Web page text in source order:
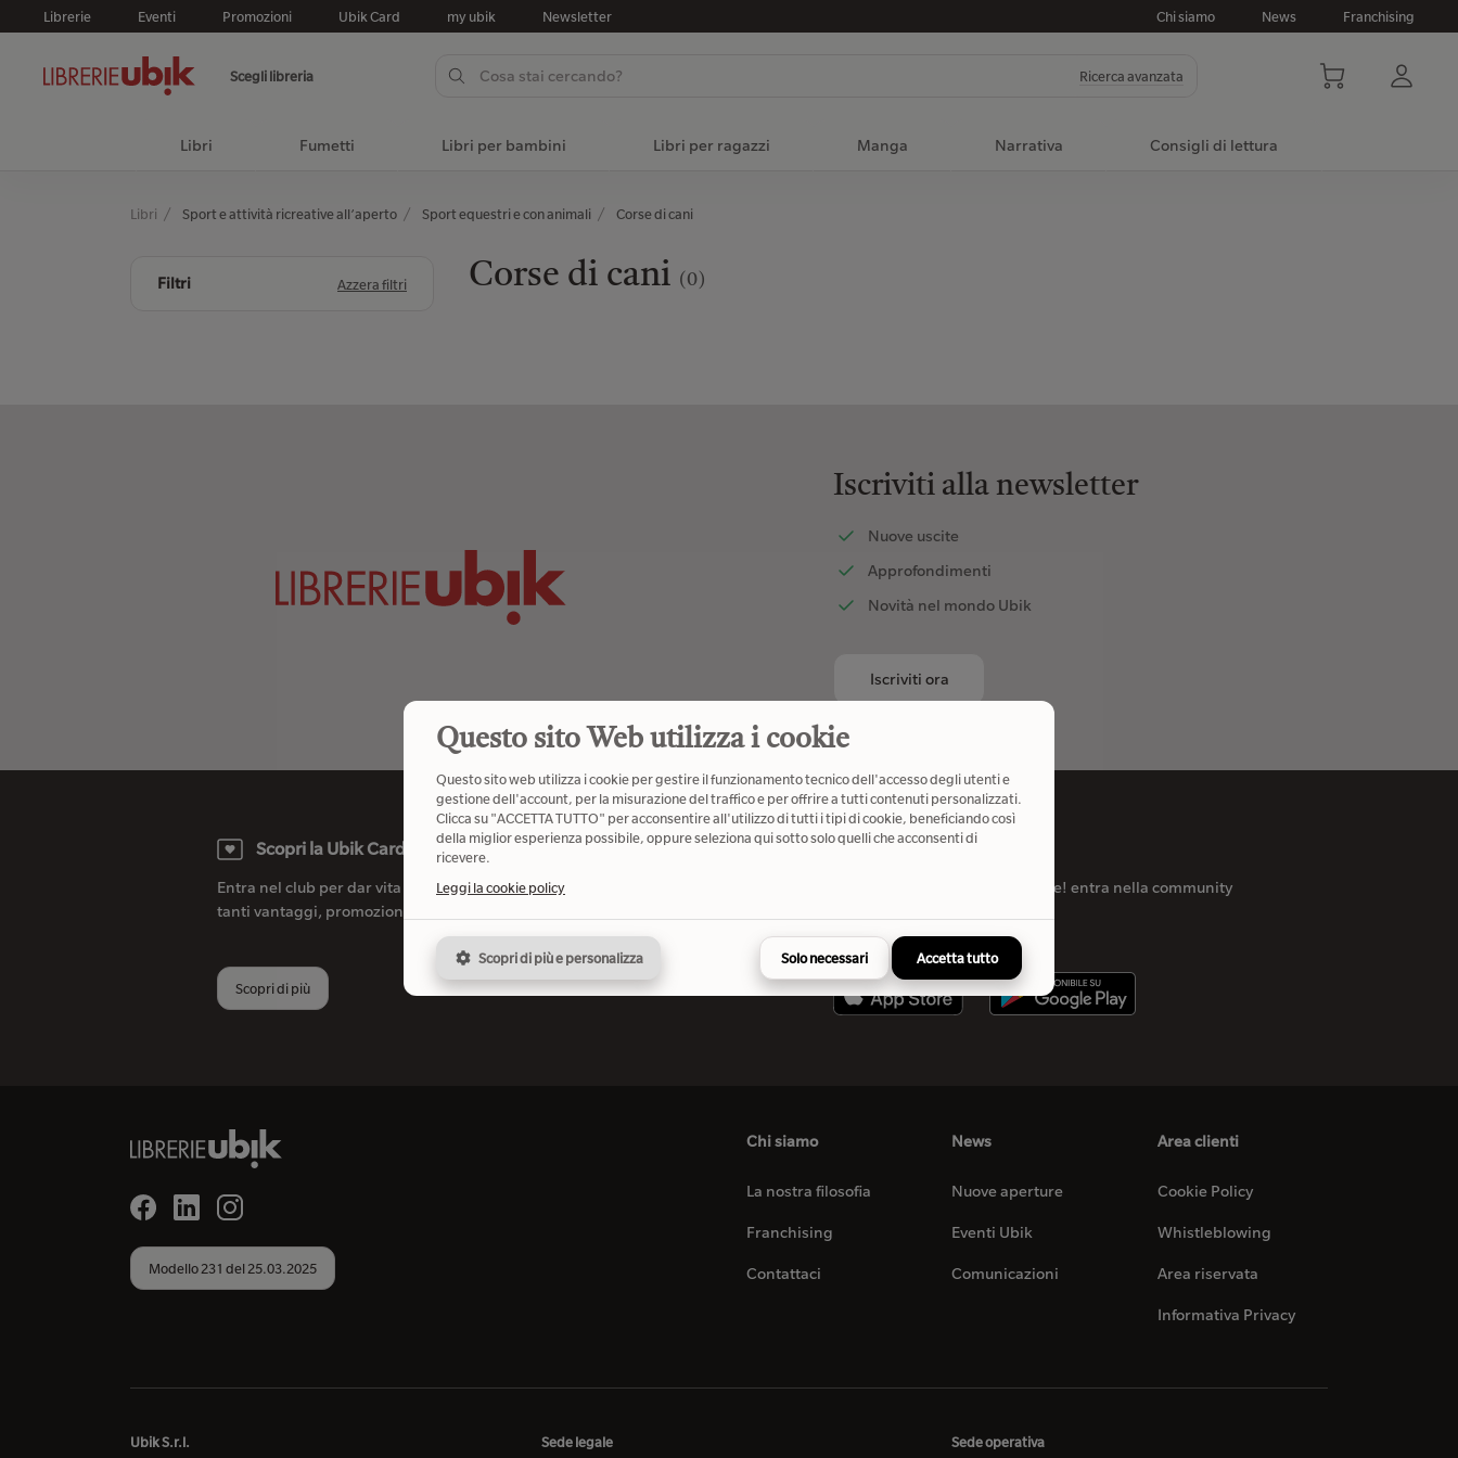
Librerie Eventi Promozioni Ubik Card my ubik Newsletter Chi siamo News Franchising
Scegli libreria Ricerca avanzata
Libri Fumetti Libri per bambini Libri per ragazzi Manga Narrativa Consigli di lettura
Libri Sport e attività ricreative all’aperto Sport equestri e con animali Corse di cani
Filtri Azzera filtri Corse di cani (0)
Iscriviti alla newsletter
Nuove uscite
Approfondimenti
Novità nel mondo Ubik
Iscriviti ora
Scopri la Ubik Card
Entra nel club per dar vita alla tue idee, avrai accesso a
tanti vantaggi, promozioni ed eventi dedicati
Scopri di più
Scarica l'app
my ubik, la tua libreria, ovunque! entra nella community
Modello 231 del 25.03.2025
Chi siamo
La nostra filosofia
Franchising
Contattaci
News
Nuove aperture
Eventi Ubik
Comunicazioni
Area clienti
Cookie Policy
Whistleblowing
Area riservata
Informativa Privacy
Ubik S.r.l. Sede legale Sede operativa
Questo sito Web utilizza i cookie
Questo sito web utilizza i cookie per gestire il funzionamento tecnico dell'accesso degli utenti e
gestione dell'account, per la misurazione del traffico e per offrire a tutti contenuti personalizzati.
Clicca su "ACCETTA TUTTO" per acconsentire all'utilizzo di tutti i tipi di cookie, beneficiando così
della miglior esperienza possibile, oppure seleziona qui sotto solo quelli che acconsenti di
ricevere.
Leggi la cookie policy
Scopri di più e personalizza Solo necessari Accetta tutto